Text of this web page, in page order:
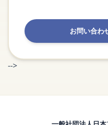
お問い合わ
-->